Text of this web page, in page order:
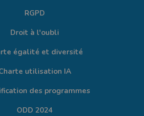
RGPD
Droit à l'oubli
égalité et diversité
utilisation IA
des programmes
ODD 2024